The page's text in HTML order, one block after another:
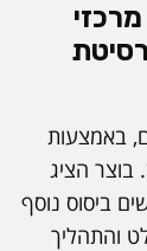
שנערך זו השנה ה-17 באוניברסיטת
באמצעות
בוצר הציג
ביסוס נוסף
והתהליך